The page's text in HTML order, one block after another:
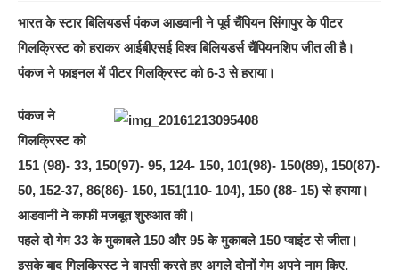
भारत के स्टार बिलियडर्स पंकज आडवानी ने पूर्व चैंपियन सिंगापुर के पीटर
गिलक्रिस्ट को हराकर आईबीएसई विश्व बिलियडर्स चैंपियनशिप जीत ली है।
पंकज ने फाइनल में पीटर गिलक्रिस्ट को 6-3 से हराया।
पंकज ने
गिलक्रिस्ट को
151 (98)- 33, 150(97)- 95, 124- 150, 101(98)- 150(89), 150(87)-
50, 152-37, 86(86)- 150, 151(110- 104), 150 (88- 15) से हराया।
आडवानी ने काफी मजबूत शुरुआत की।
पहले दो गेम 33 के मुकाबले 150 और 95 के मुकाबले 150 प्वाइंट से जीता।
इसके बाद गिलक्रिस्ट ने वापसी करते हुए अगले दोनों गेम अपने नाम किए,